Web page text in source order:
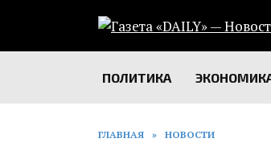
содержанию
ПОЛИТИКА
ГЛАВНАЯ » НОВОСТИ